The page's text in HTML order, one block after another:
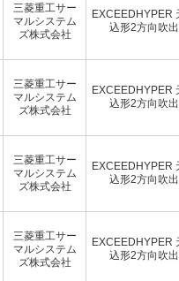
三菱重工サー
マルシステム
ズ株式会社
EXCEEDHYPER
込形2方向吹
三菱重工サー
マルシステム
ズ株式会社
EXCEEDHYPER
込形2方向吹
三菱重工サー
マルシステム
ズ株式会社
EXCEEDHYPER
込形2方向吹
三菱重工サー
マルシステム
ズ株式会社
EXCEEDHYPER
込形2方向吹